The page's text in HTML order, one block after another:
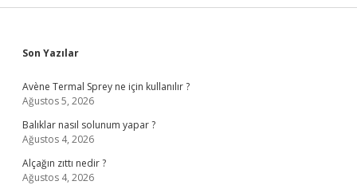
Sidebar
Son Yazılar
Avène Termal Sprey ne için kullanılır ?
Ağustos 5, 2026
Balıklar nasıl solunum yapar ?
Ağustos 4, 2026
Alçağın zıttı nedir ?
Ağustos 4, 2026